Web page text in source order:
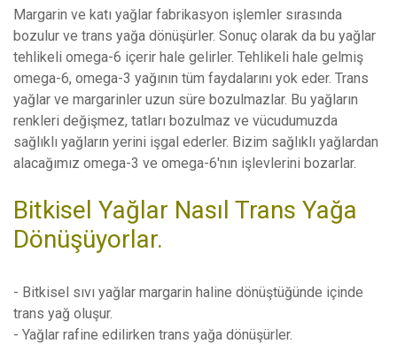
Margarin ve katı yağlar fabrikasyon işlemler sırasında
bozulur ve trans yağa dönüşürler. Sonuç olarak da bu yağlar
tehlikeli omega-6 içerir hale gelirler. Tehlikeli hale gelmiş
omega-6, omega-3 yağının tüm faydalarını yok eder. Trans
yağlar ve margarinler uzun süre bozulmazlar. Bu yağların
renkleri değişmez, tatları bozulmaz ve vücudumuzda
sağlıklı yağların yerini işgal ederler. Bizim sağlıklı yağlardan
alacağımız omega-3 ve omega-6'nın işlevlerini bozarlar.
Bitkisel Yağlar Nasıl Trans Yağa
Dönüşüyorlar.
- Bitkisel sıvı yağlar margarin haline dönüştüğünde içinde
trans yağ oluşur.
- Yağlar rafine edilirken trans yağa dönüşürler.